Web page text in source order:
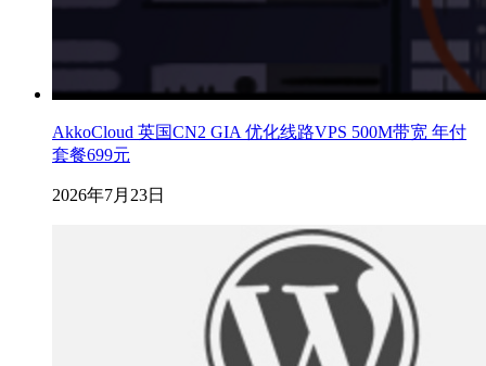
AkkoCloud 英国CN2 GIA 优化线路VPS 500M带宽 年付
套餐699元
2026年7月23日